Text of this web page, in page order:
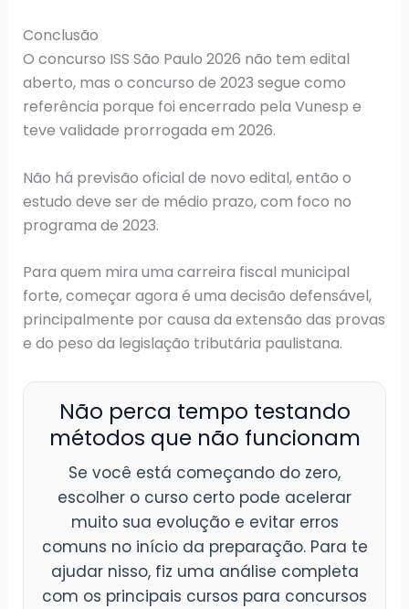
Conclusão
O concurso ISS São Paulo 2026 não tem edital
aberto, mas o concurso de 2023 segue como
referência porque foi encerrado pela Vunesp e
teve validade prorrogada em 2026.
Não há previsão oficial de novo edital, então o
estudo deve ser de médio prazo, com foco no
programa de 2023.
Para quem mira uma carreira fiscal municipal
forte, começar agora é uma decisão defensável,
principalmente por causa da extensão das provas
e do peso da legislação tributária paulistana.
Não perca tempo testando
métodos que não funcionam
Se você está começando do zero,
escolher o curso certo pode acelerar
muito sua evolução e evitar erros
comuns no início da preparação. Para te
ajudar nisso, fiz uma análise completa
com os principais cursos para concursos